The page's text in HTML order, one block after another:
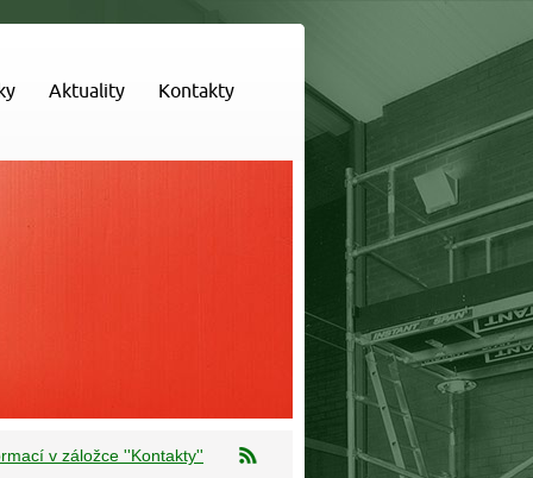
Aktuality Kontakty
v záložce ''Kontakty''